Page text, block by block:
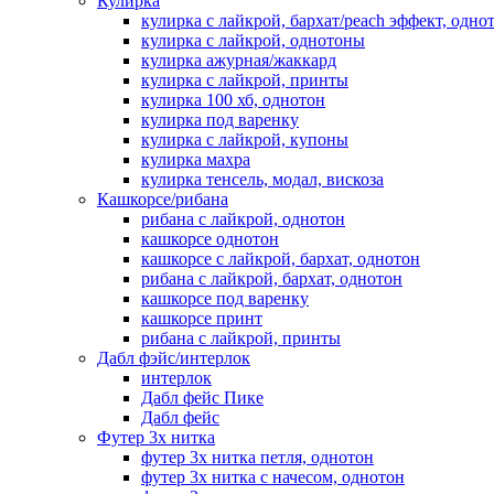
кулирка с лайкрой, бархат/peach эффект,
кулирка с лайкрой, однотоны
кулирка ажурная/жаккард
кулирка с лайкрой, принты
кулирка 100 хб, однотон
кулирка под варенку
кулирка с лайкрой, купоны
кулирка махра
кулирка тенсель, модал, вискоза
Кашкорсе/рибана
рибана с лайкрой, однотон
кашкорсе однотон
кашкорсе с лайкрой, бархат, однотон
рибана с лайкрой, бархат, однотон
кашкорсе под варенку
кашкорсе принт
рибана с лайкрой, принты
Дабл фэйс/интерлок
интерлок
Дабл фейс Пике
Дабл фейс
Футер 3х нитка
футер 3х нитка петля, однотон
футер 3х нитка с начесом, однотон